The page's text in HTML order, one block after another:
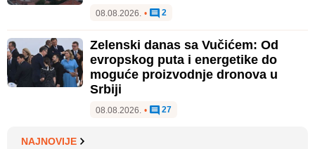
08.08.2026. • 2
Zelenski danas sa Vučićem: Od
evropskog puta i energetike do
moguće proizvodnje dronova u
Srbiji
08.08.2026. • 27
NAJNOVIJE